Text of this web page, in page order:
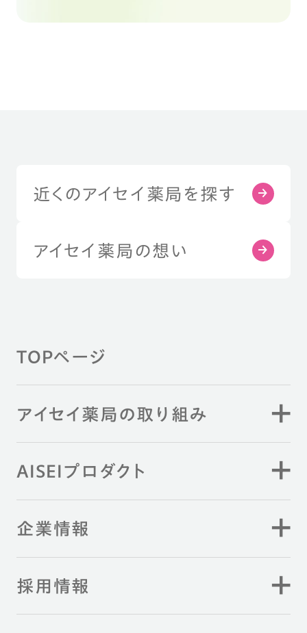
近くのアイセイ薬局を探す
アイセイ薬局の想い
TOPページ
アイセイ薬局の取り組み
AISEIプロダクト
企業情報
採用情報